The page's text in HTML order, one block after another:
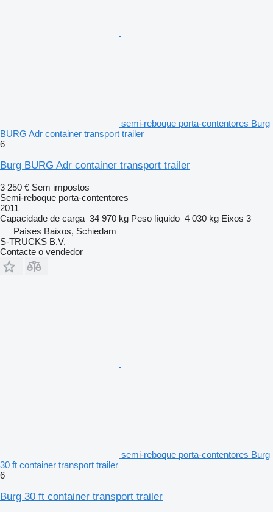
semi-reboque porta-contentores Burg
BURG Adr container transport trailer
6
Burg BURG Adr container transport trailer
3 250 € Sem impostos
Semi-reboque porta-contentores
2011
Capacidade de carga 34 970 kg Peso líquido 4 030 kg Eixos 3
Países Baixos, Schiedam
S-TRUCKS B.V.
Contacte o vendedor
semi-reboque porta-contentores Burg
30 ft container transport trailer
6
Burg 30 ft container transport trailer